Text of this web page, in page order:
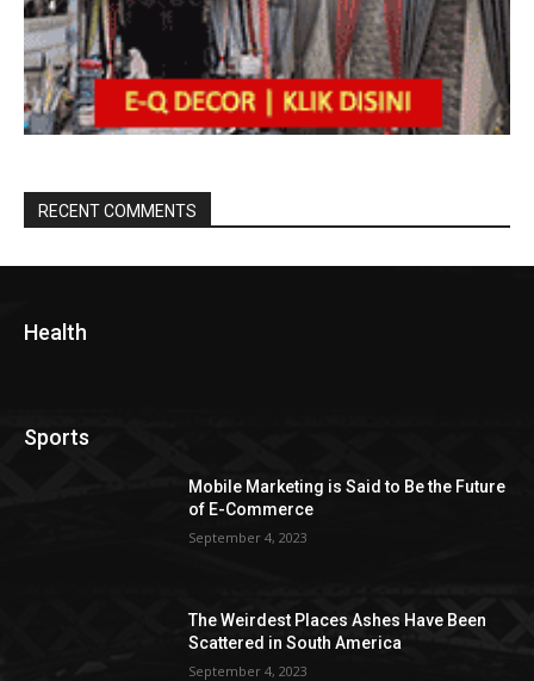
RECENT COMMENTS
Health
Sports
Mobile Marketing is Said to Be the Future
of E-Commerce
September 4, 2023
The Weirdest Places Ashes Have Been
Scattered in South America
September 4, 2023